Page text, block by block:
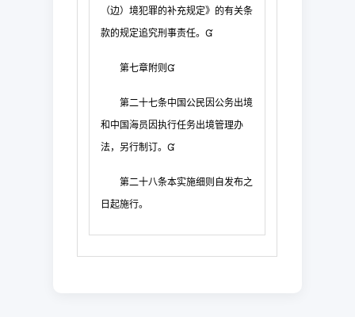
（边）境犯罪的补充规定》的有关条
款的规定追究刑事责任。
第七章附则
第二十七条中国公民因公务出境
和中国海员因执行任务出境管理办
法，另行制订。
第二十八条本实施细则自发布之
日起施行。